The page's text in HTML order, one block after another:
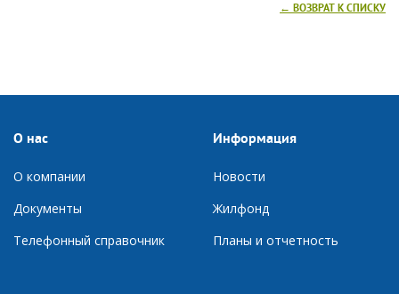
← ВОЗВРАТ К СПИСКУ
О нас
О компании
Документы
Телефонный справочник
Информация
Новости
Жилфонд
Планы и отчетность